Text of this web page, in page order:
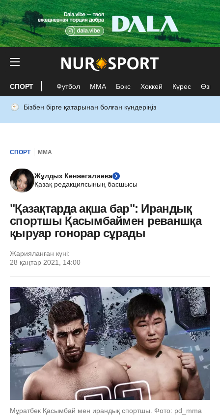
СПОРТ Футбол ММА Бокс Хоккей Күрес Өзге
Бізбен бірге қатарынан болған күндеріңіз
СПОРТ ММА
Жұлдыз Кенжегалиева
Қазақ редакциясының басшысы
"Қазақтарда ақша бар": Ирандық
спортшы Қасымбаймен реваншқа
қыруар гонорар сұрады
Жарияланған күні:
28 қаңтар 2021, 14:00
Мұратбек Қасымбай мен ирандық спортшы. Фото: pd_mma